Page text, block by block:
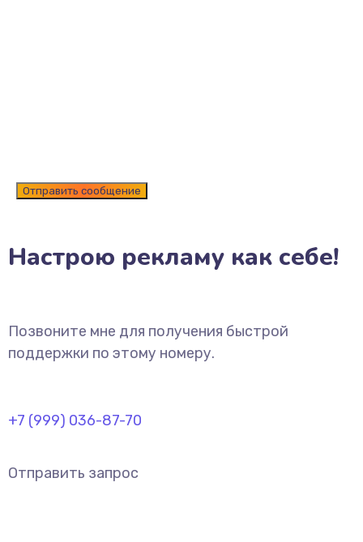
Настрою рекламу как себе!
Позвоните мне для получения быстрой
поддержки по этому номеру.
+7 (999) 036-87-70
Отправить запрос